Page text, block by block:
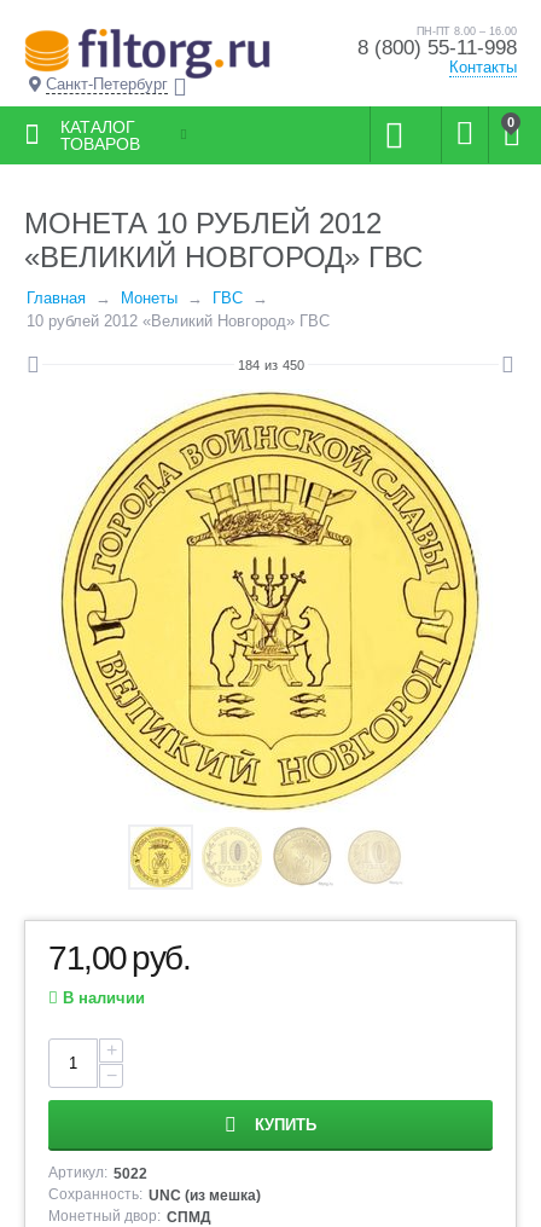
Санкт-Петербург
ПН-ПТ 8.00 – 16.00
8 (800) 55-11-998
Контакты
0
КАТАЛОГ
ТОВАРОВ
МОНЕТА 10 РУБЛЕЙ 2012
«ВЕЛИКИЙ НОВГОРОД» ГВС
Главная Монеты
ГВС
10 рублей 2012 «Великий Новгород» ГВС
184 из 450
71,00руб.
В наличии
+
−
КУПИТЬ
Артикул: 5022
Сохранность: UNC (из мешка)
Монетный двор: СПМД